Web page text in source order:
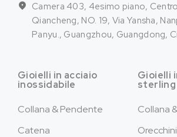
Camera 403, 4esimo piano,
Qiancheng, NO. 19, Via Yansha,
Panyu., Guangzhou, Guangdong,
Gioielli in acciaio
inossidabile
Collana & Pendente
Catena
Gioielli
sterling
Collana
Orecchini